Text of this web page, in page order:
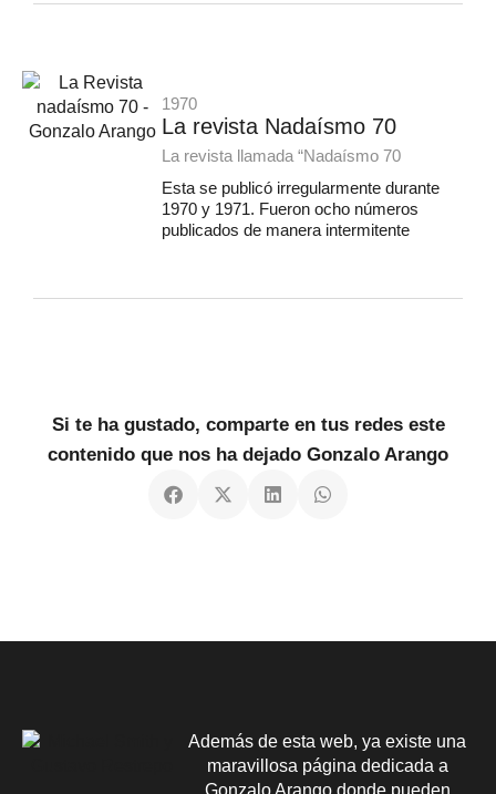
1970
La revista Nadaísmo 70
La revista llamada “Nadaísmo 70
Esta se publicó irregularmente durante
1970 y 1971. Fueron ocho números
publicados de manera intermitente
Si te ha gustado, comparte en tus redes este
contenido que nos ha dejado Gonzalo Arango
Además de esta web, ya existe una
maravillosa página dedicada a
Gonzalo Arango donde pueden